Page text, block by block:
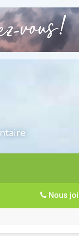
Nous